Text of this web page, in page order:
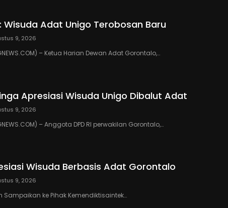
Wisuda Adat Unigo Terobosan Baru
9, 2026
– Ketua Harian Dewan Adat Gorontalo,…
Apresiasi Wisuda Unigo Dibalut Adat
9, 2026
– Anggota DPD RI perwakilan Gorontalo,…
Wisuda Berbasis Adat Gorontalo
9, 2026
Sampaikan ke Pihak Kemendiktisaintek…